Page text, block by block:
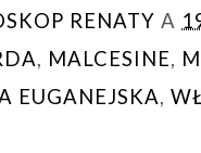
RENATY A
, MALCESINE,
EUGANEJSKA,